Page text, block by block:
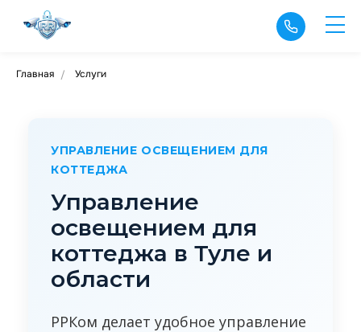
Главная / Услуги
УПРАВЛЕНИЕ ОСВЕЩЕНИЕМ ДЛЯ
КОТТЕДЖА
Управление
освещением для
коттеджа в Туле и
области
РРКом делает удобное управление